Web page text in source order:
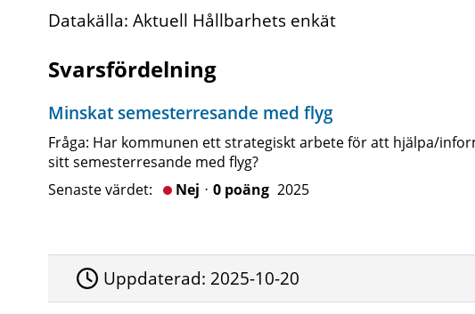
Datakälla: Aktuell Hållbarhets enkät
Svarsfördelning
Minskat semesterresande med flyg
Fråga: Har kommunen ett strategiskt arbete för att hjälpa/
sitt semesterresande med flyg?
Senaste värdet:
Nejᆞ0 poäng 2025
Uppdaterad: 2025-10-20